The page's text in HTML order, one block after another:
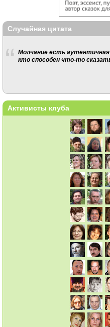
Случайная цитата
Молчание есть
кто способен что-то
Активисты клуба